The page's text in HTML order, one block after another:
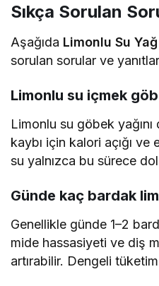
Sıkça Sorulan
Aşağıda Limonlu Su
sorulan sorular ve
Limonlu su içmek
Limonlu su göbek
kaybı için kalori açığı
su yalnızca bu sürece
Günde kaç bardak
Genellikle günde 1–2
mide hassasiyeti ve diş
artırabilir. Dengeli tüketim